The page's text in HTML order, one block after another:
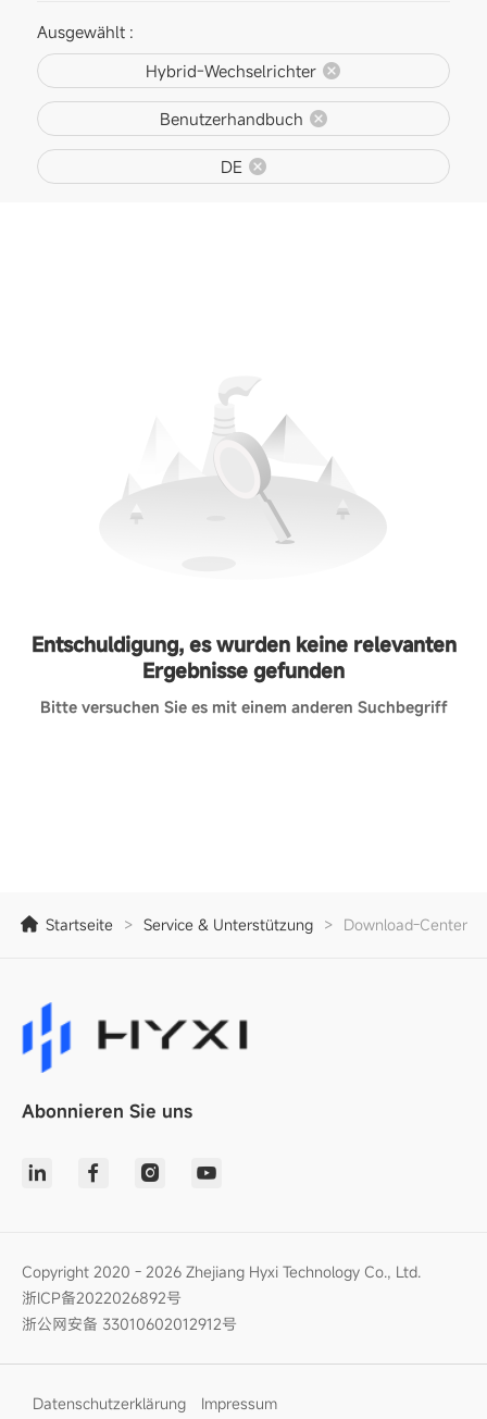
Ausgewählt :
Hybrid-Wechselrichter
Benutzerhandbuch
DE
Entschuldigung, es wurden keine relevanten
Ergebnisse gefunden
Bitte versuchen Sie es mit einem anderen Suchbegriff
Startseite > Service & Unterstützung > Download-Center
Abonnieren Sie uns
Copyright 2020 - 2026 Zhejiang Hyxi Technology Co., Ltd.
浙ICP备2022026892号
浙公网安备 33010602012912号
Datenschutzerklärung Impressum